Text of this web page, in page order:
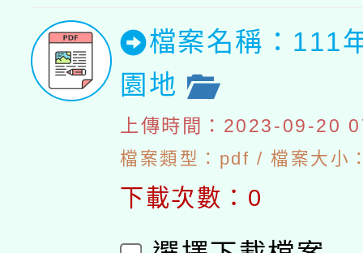
檔案名稱：111
園地
上傳時間：2023-09-20
檔案類型：pdf / 檔案大小
下載次數：0